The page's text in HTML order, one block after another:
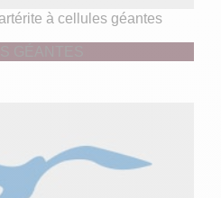
à cellules géantes